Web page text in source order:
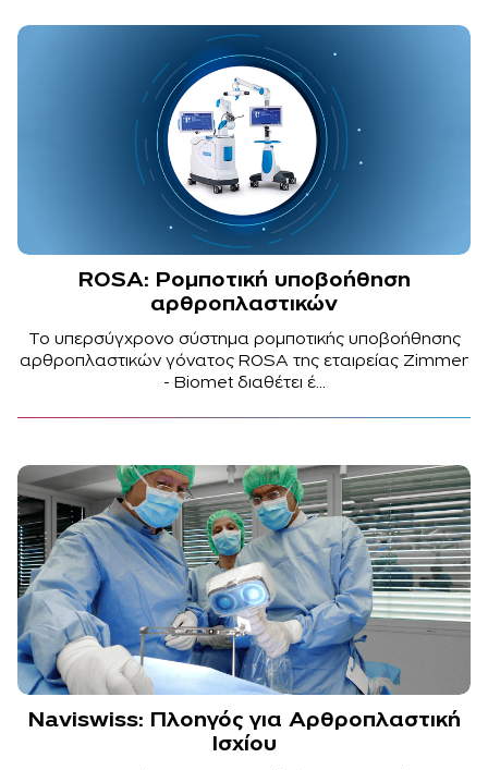
ROSA: Ρομποτική υποβοήθηση
αρθροπλαστικών
Το υπερσύγχρονο σύστημα ρομποτικής υποβοήθησης
αρθροπλαστικών γόνατος ROSA της εταιρείας Zimmer
- Biomet διαθέτει έ...
Νaviswiss: Πλοηγός για Αρθροπλαστική
Ισχίου